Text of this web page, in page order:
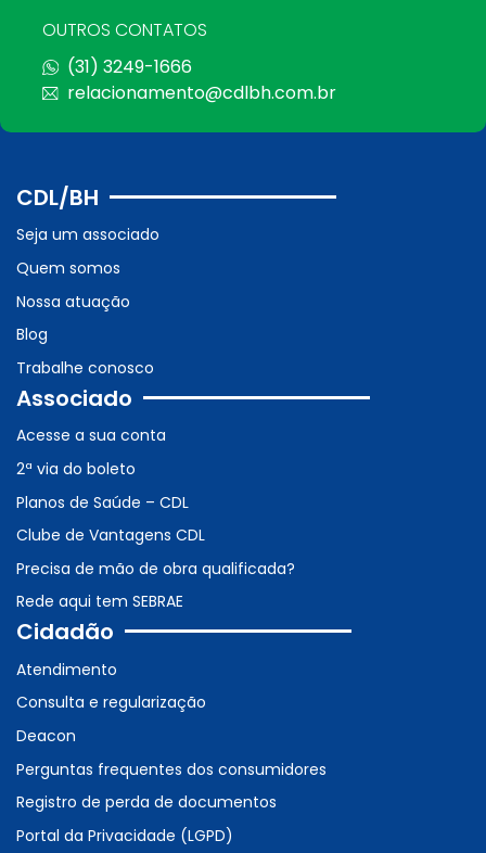
OUTROS CONTATOS
(31) 3249-1666
relacionamento@cdlbh.com.br
CDL/BH
Seja um associado
Quem somos
Nossa atuação
Blog
Trabalhe conosco
Associado
Acesse a sua conta
2ª via do boleto
Planos de Saúde – CDL
Clube de Vantagens CDL
Precisa de mão de obra qualificada?
Rede aqui tem SEBRAE
Cidadão
Atendimento
Consulta e regularização
Deacon
Perguntas frequentes dos consumidores
Registro de perda de documentos
Portal da Privacidade (LGPD)